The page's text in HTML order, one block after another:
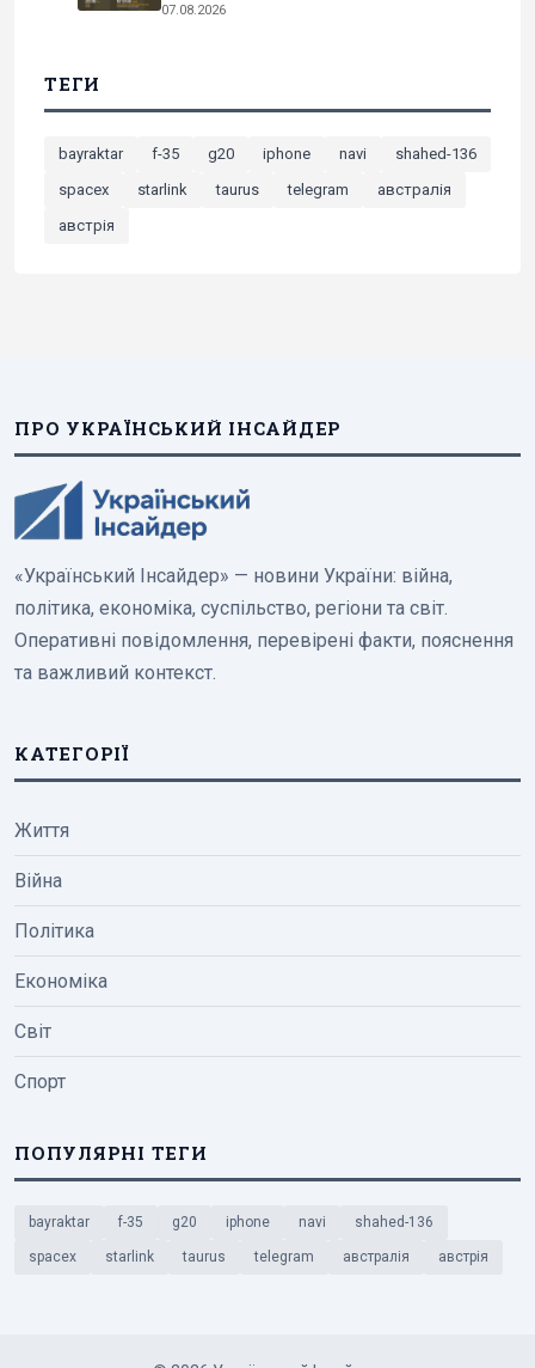
07.08.2026
ТЕГИ
bayraktar f-35 g20 iphone navi
shahed-136
spacex
starlink taurus telegram
австралія
австрія
ПРО УКРАЇНСЬКИЙ ІНСАЙДЕР
«Український Інсайдер» — новини України: війна,
політика, економіка, суспільство, регіони та світ.
Оперативні повідомлення, перевірені факти, пояснення
та важливий контекст.
КАТЕГОРІЇ
Життя
Війна
Політика
Економіка
Світ
Спорт
ПОПУЛЯРНІ ТЕГИ
bayraktar f-35 g20 iphone navi shahed-136
spacex starlink taurus telegram австралія австрія